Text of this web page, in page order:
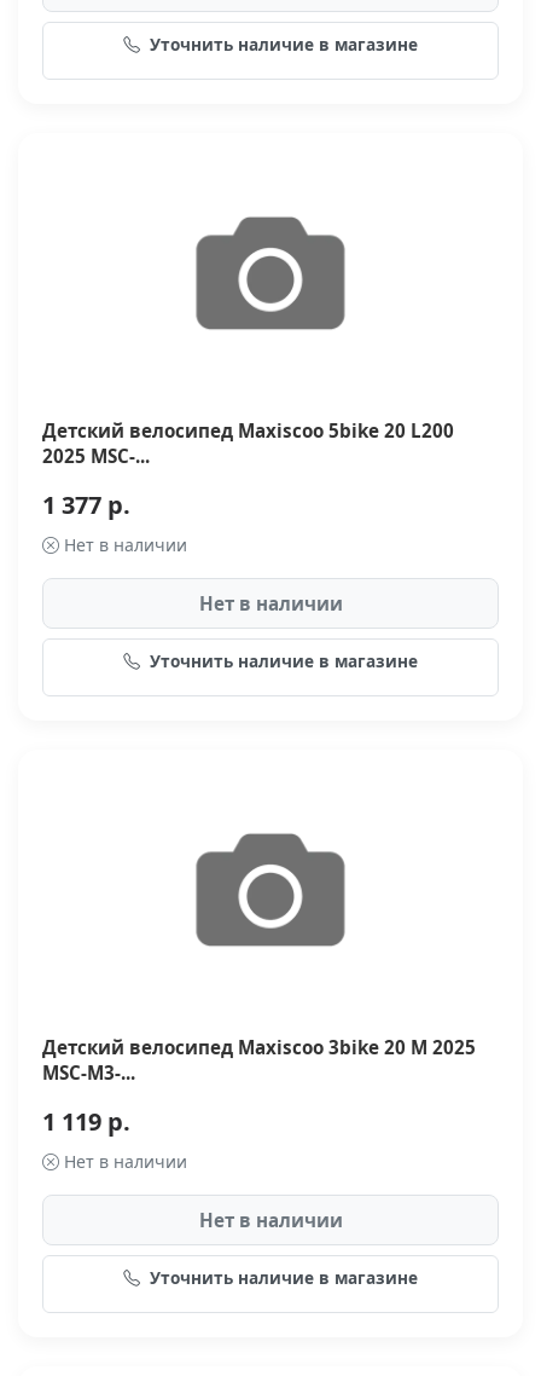
Уточнить наличие в магазине
Детский велосипед Maxiscoo 5bike 20 L200
2025 MSC-...
1 377 р.
Нет в наличии
Нет в наличии
Уточнить наличие в магазине
Детский велосипед Maxiscoo 3bike 20 M 2025
MSC-M3-...
1 119 р.
Нет в наличии
Нет в наличии
Уточнить наличие в магазине